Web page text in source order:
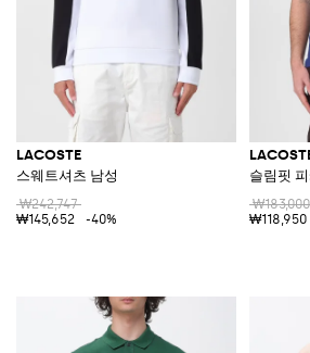
LACOSTE
스웨트셔츠 남성
₩242,747
₩145,652
-40%
슬림핏
₩183,000
₩118,950